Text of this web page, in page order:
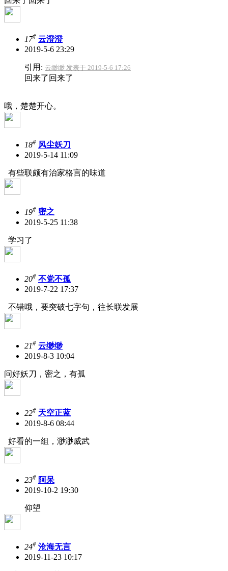
17# 云澄澄
2019-5-6 23:29
引用: 云缈缈 发表于 2019-5-6 17:26
回来了回来了
哦，楚楚开心。
18# 风尘妖刀
2019-5-14 11:09
有些联颇有治家格言的味道
19# 密之
2019-5-25 11:38
学习了
20# 不党不孤
2019-7-22 17:37
不错哦，要突破七字句，往长联发展
21# 云缈缈
2019-8-3 10:04
问好妖刀，密之，有孤
22# 天空正蓝
2019-8-6 08:44
好看的一组，渺渺威武
23# 阿呆
2019-10-2 19:30
仰望
24# 沧海无言
2019-11-23 10:17